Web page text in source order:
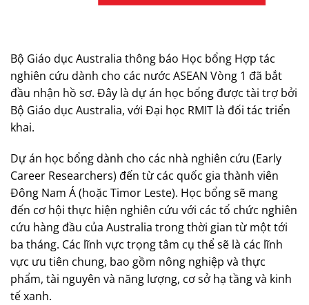
Bộ Giáo dục Australia thông báo Học bổng Hợp tác
nghiên cứu dành cho các nước ASEAN Vòng 1 đã bắt
đầu nhận hồ sơ. Đây là dự án học bổng được tài trợ bởi
Bộ Giáo dục Australia, với Đại học RMIT là đối tác triển
khai.
Dự án học bổng dành cho các nhà nghiên cứu (Early
Career Researchers) đến từ các quốc gia thành viên
Đông Nam Á (hoặc Timor Leste). Học bổng sẽ mang
đến cơ hội thực hiện nghiên cứu với các tổ chức nghiên
cứu hàng đầu của Australia trong thời gian từ một tới
ba tháng. Các lĩnh vực trọng tâm cụ thể sẽ là các lĩnh
vực ưu tiên chung, bao gồm nông nghiệp và thực
phẩm, tài nguyên và năng lượng, cơ sở hạ tầng và kinh
tế xanh.